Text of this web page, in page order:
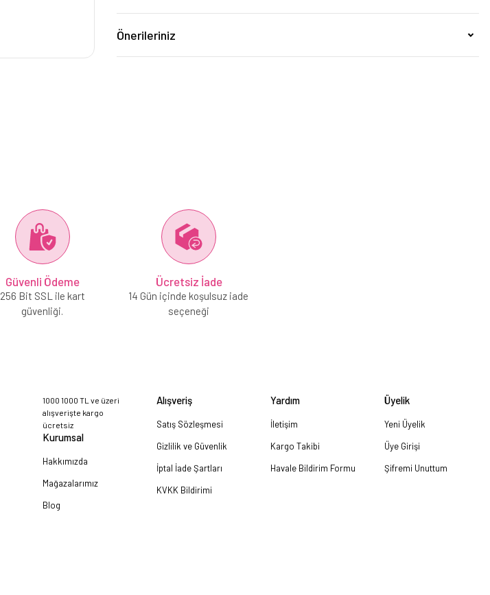
Önerileriniz
Güvenli Ödeme
256 Bit SSL ile kart
güvenliği.
Ücretsiz İade
14 Gün içinde koşulsuz iade
seçeneği
1000 1000 TL ve üzeri
alışverişte kargo
ücretsiz
Kurumsal
Hakkımızda
Mağazalarımız
Blog
Alışveriş
Satış Sözleşmesi
Gizlilik ve Güvenlik
İptal İade Şartları
KVKK Bildirimi
Yardım
İletişim
Kargo Takibi
Havale Bildirim Formu
Üyelik
Yeni Üyelik
Üye Girişi
Şifremi Unuttum